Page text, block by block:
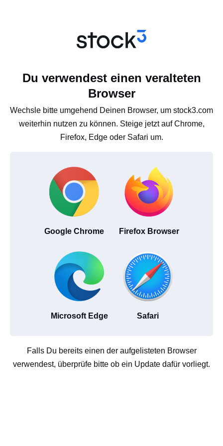
Du verwendest einen veralteten
Browser
Wechsle bitte umgehend Deinen Browser, um stock3.com
weiterhin nutzen zu können. Steige jetzt auf Chrome,
Firefox, Edge oder Safari um.
Google Chrome Firefox Browser
Microsoft Edge Safari
Falls Du bereits einen der aufgelisteten Browser
verwendest, überprüfe bitte ob ein Update dafür vorliegt.